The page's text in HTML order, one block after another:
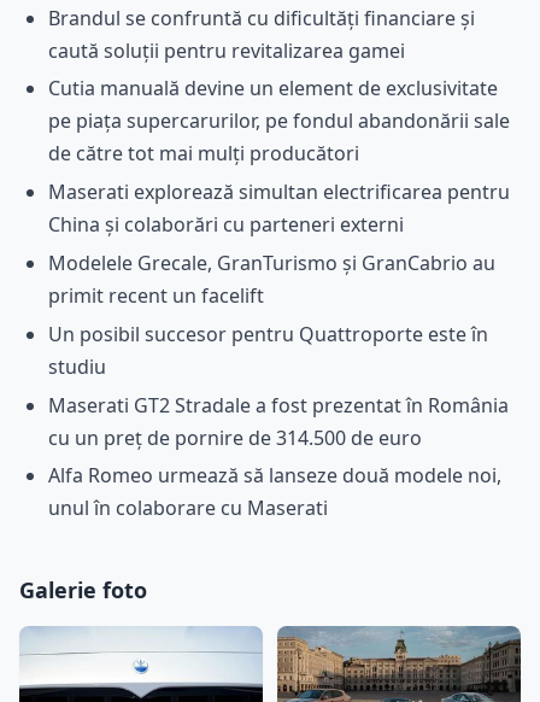
Brandul se confruntă cu dificultăți financiare și
caută soluții pentru revitalizarea gamei
Cutia manuală devine un element de exclusivitate
pe piața supercarurilor, pe fondul abandonării sale
de către tot mai mulți producători
Maserati explorează simultan electrificarea pentru
China și colaborări cu parteneri externi
Modelele Grecale, GranTurismo și GranCabrio au
primit recent un facelift
Un posibil succesor pentru Quattroporte este în
studiu
Maserati GT2 Stradale a fost prezentat în România
cu un preț de pornire de 314.500 de euro
Alfa Romeo urmează să lanseze două modele noi,
unul în colaborare cu Maserati
Galerie foto